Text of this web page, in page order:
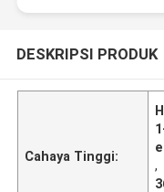
DESKRIPSI PRODUK
Cahaya Tinggi:
e
,